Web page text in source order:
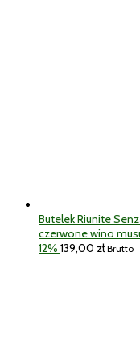
Butelek Riunite
czerwone wino
12% 139,00 zł Brutto